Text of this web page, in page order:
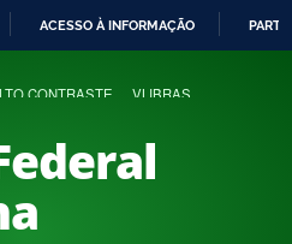
ACESSO À INFORMAÇÃO
CONTRASTE VLIBRAS